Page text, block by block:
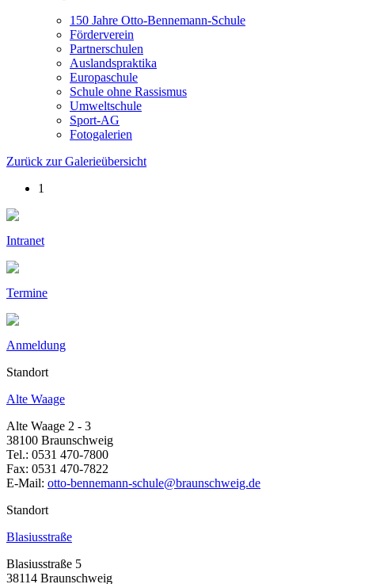
150 Jahre Otto-Bennemann-Schule
Förderverein
Partnerschulen
Auslandspraktika
Europaschule
Schule ohne Rassismus
Umweltschule
Sport-AG
Fotogalerien
Zurück zur Galerieübersicht
1
Intranet
Termine
Anmeldung
Standort
Alte Waage
Alte Waage 2 - 3
38100 Braunschweig
Tel.: 0531 470-7800
Fax: 0531 470-7822
E-Mail: otto-bennemann-schule@braunschweig.de
Standort
Blasiusstraße
Blasiusstraße 5
38114 Braunschweig